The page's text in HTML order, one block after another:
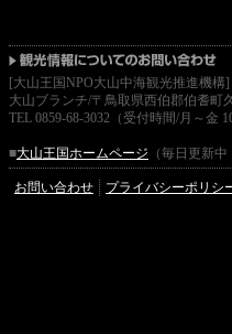
[大山王国NPO大山中海観光推進機構]
大山ブランチ/〒鳥取県西伯郡伯耆町
TEL 0859-68-3032（受付時間/月～金
■大山王国ホームページ （毎日更新
お問い合わせ プライバシーポリシ